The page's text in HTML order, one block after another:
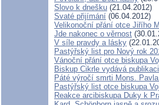
Slovo k dnešku (21.04.2012)
Svaté přijímání (06.04.2012)
Velikonoční přání otce Jiřího
Jde nakonec o věrnost
V síle pravdy a lásky
Pastýřský list pro Nový rok
Vánoční přání otce biskupa
Biskup Cikrle vydává
Páté výročí smrti Mons.
Pastýřský list otce biskupa
Reakce arcibiskupa Duky k